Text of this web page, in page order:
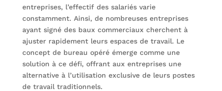
entreprises, l’effectif des salariés varie
constamment. Ainsi, de nombreuses entreprises
ayant signé des baux commerciaux cherchent à
ajuster rapidement leurs espaces de travail. Le
concept de bureau opéré émerge comme une
solution à ce défi, offrant aux entreprises une
alternative à l’utilisation exclusive de leurs postes
de travail traditionnels.